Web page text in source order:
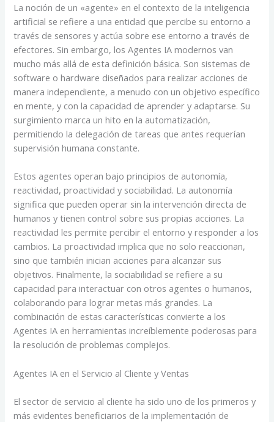
La noción de un «agente» en el contexto de la inteligencia
artificial se refiere a una entidad que percibe su entorno a
través de sensores y actúa sobre ese entorno a través de
efectores. Sin embargo, los Agentes IA modernos van
mucho más allá de esta definición básica. Son sistemas de
software o hardware diseñados para realizar acciones de
manera independiente, a menudo con un objetivo específico
en mente, y con la capacidad de aprender y adaptarse. Su
surgimiento marca un hito en la automatización,
permitiendo la delegación de tareas que antes requerían
supervisión humana constante.
Estos agentes operan bajo principios de autonomía,
reactividad, proactividad y sociabilidad. La autonomía
significa que pueden operar sin la intervención directa de
humanos y tienen control sobre sus propias acciones. La
reactividad les permite percibir el entorno y responder a los
cambios. La proactividad implica que no solo reaccionan,
sino que también inician acciones para alcanzar sus
objetivos. Finalmente, la sociabilidad se refiere a su
capacidad para interactuar con otros agentes o humanos,
colaborando para lograr metas más grandes. La
combinación de estas características convierte a los
Agentes IA en herramientas increíblemente poderosas para
la resolución de problemas complejos.
Agentes IA en el Servicio al Cliente y Ventas
El sector de servicio al cliente ha sido uno de los primeros y
más evidentes beneficiarios de la implementación de